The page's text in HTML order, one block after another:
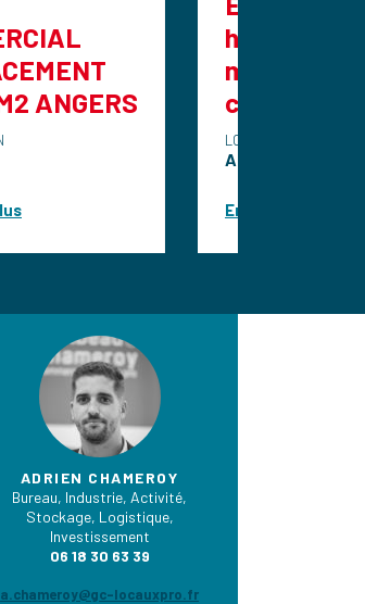
hôtelier à vendre
murs et fonds de
commerce
ADRIEN CHAMEROY
Bureau, Industrie, Activité,
Stockage, Logistique,
Investissement
06 18 30 63 39
a.chameroy@gc-locauxpro.fr